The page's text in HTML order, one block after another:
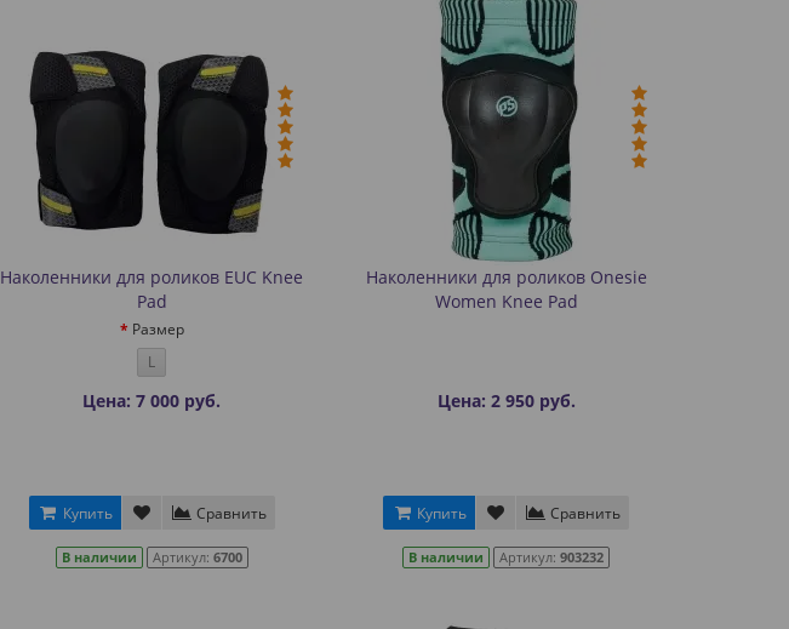
Наколенники для роликов EUC Knee
Pad
Размер
L
Цена: 7 000 руб.
Купить Сравнить
В наличии Артикул: 6700
Наколенники для роликов Onesie
Women Knee Pad
Цена: 2 950 руб.
Купить Сравнить
В наличии Артикул:903232